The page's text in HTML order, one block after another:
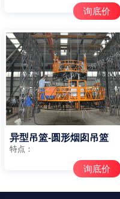
询底价
异型吊篮-圆形烟囱吊篮
特点：
询底价